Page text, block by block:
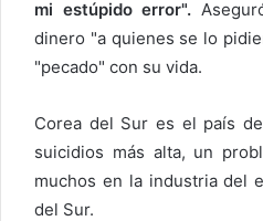
mi estúpido error".
dinero "a quienes se lo
"pecado" con su vida.
Corea del Sur es el país
suicidios más alta, un
muchos en la industria del
del Sur.